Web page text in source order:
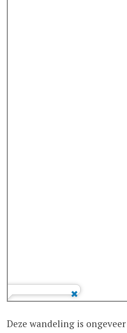
Deze wandeling is